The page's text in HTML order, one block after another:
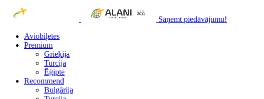
Saņemt piedāvājumu!
Aviobiļetes
Premium
Grieķija
Turcija
Ēģipte
Recommend
Bulgārija